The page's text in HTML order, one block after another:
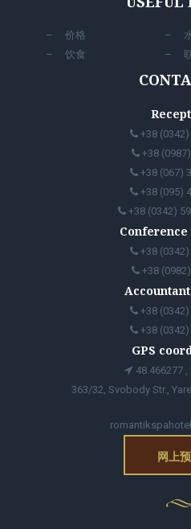
价格
饮食
+38
+38
+38 (067)
+38 (095)
+38 (0342)
+38
+38
+38
+38
GPS
48.466277
363/32, Svobody Str.,
网上